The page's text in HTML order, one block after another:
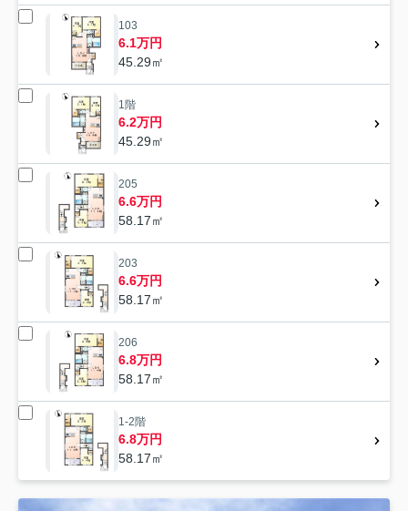
103
6.1万円
45.29㎡
1階
6.2万円
45.29㎡
205
6.6万円
58.17㎡
203
6.6万円
58.17㎡
206
6.8万円
58.17㎡
1-2階
6.8万円
58.17㎡